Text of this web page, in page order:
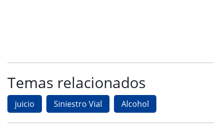
Temas relacionados
juicio Siniestro Vial Alcohol